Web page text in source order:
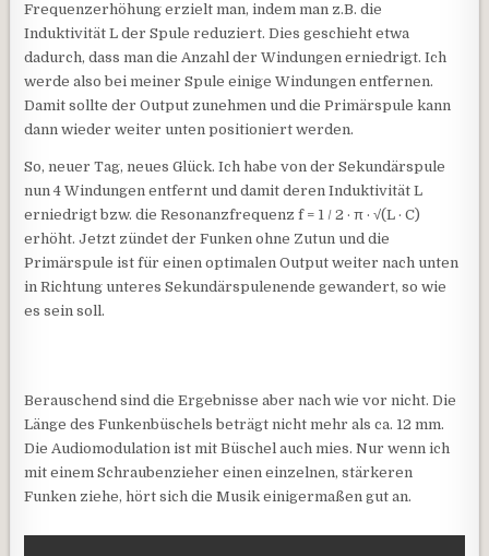
Frequenzerhöhung erzielt man, indem man z.B. die
Induktivität L der Spule reduziert. Dies geschieht etwa
dadurch, dass man die Anzahl der Windungen erniedrigt. Ich
werde also bei meiner Spule einige Windungen entfernen.
Damit sollte der Output zunehmen und die Primärspule kann
dann wieder weiter unten positioniert werden.
So, neuer Tag, neues Glück. Ich habe von der Sekundärspule
nun 4 Windungen entfernt und damit deren Induktivität L
erniedrigt bzw. die Resonanzfrequenz f = 1 / 2 · π · √(L · C)
erhöht. Jetzt zündet der Funken ohne Zutun und die
Primärspule ist für einen optimalen Output weiter nach unten
in Richtung unteres Sekundärspulenende gewandert, so wie
es sein soll.
Berauschend sind die Ergebnisse aber nach wie vor nicht. Die
Länge des Funkenbüschels beträgt nicht mehr als ca. 12 mm.
Die Audiomodulation ist mit Büschel auch mies. Nur wenn ich
mit einem Schraubenzieher einen einzelnen, stärkeren
Funken ziehe, hört sich die Musik einigermaßen gut an.